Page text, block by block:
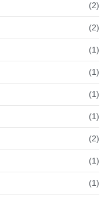
(2)
(2)
(1)
(1)
(1)
(1)
(2)
(1)
(1)